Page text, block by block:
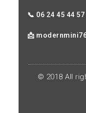
📞 06 24 45 44 57
📩
© 2018 All